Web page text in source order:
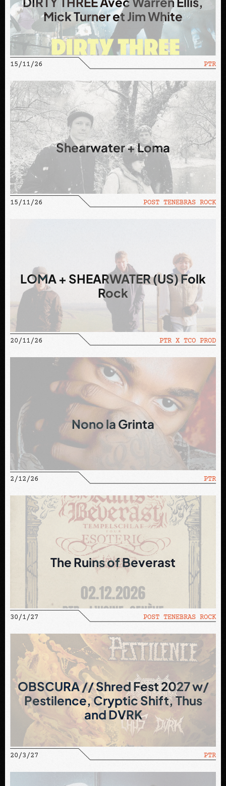
Mick Turner et Jim White
15/11/26 PTR
Shearwater + Loma
15/11/26 POST TENEBRAS ROCK
LOMA + SHEARWATER (US) Folk
Rock
20/11/26 PTR X TCO PROD
Nono la Grinta
2/12/26 PTR
The Ruins of Beverast
30/1/27 POST TENEBRAS ROCK
OBSCURA // Shred Fest 2027 w/
Pestilence, Cryptic Shift, Thus
and DVRK
20/3/27 PTR
4, Place des Volontaires,
1204 Genève, Suisse
La permanence de L’Usine est ouverte du lundi au
Bureau: n°4, 2ème étage à droite.
design by Léonard